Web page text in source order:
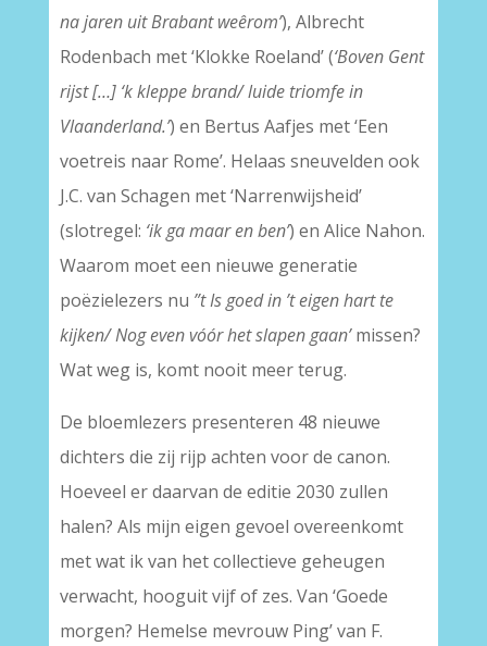
na jaren uit Brabant weêrom’), Albrecht
Rodenbach met ‘Klokke Roeland’ (‘Boven Gent
rijst […] ‘k kleppe brand/ luide triomfe in
Vlaanderland.’) en Bertus Aafjes met ‘Een
voetreis naar Rome’. Helaas sneuvelden ook
J.C. van Schagen met ‘Narrenwijsheid’
(slotregel: ‘ik ga maar en ben’) en Alice Nahon.
Waarom moet een nieuwe generatie
poëzielezers nu ”t Is goed in ’t eigen hart te
kijken/ Nog even vóór het slapen gaan’missen?
Wat weg is, komt nooit meer terug.
De bloemlezers presenteren 48 nieuwe
dichters die zij rijp achten voor de canon.
Hoeveel er daarvan de editie 2030 zullen
halen? Als mijn eigen gevoel overeenkomt
met wat ik van het collectieve geheugen
verwacht, hooguit vijf of zes. Van ‘Goede
morgen? Hemelse mevrouw Ping’ van F.